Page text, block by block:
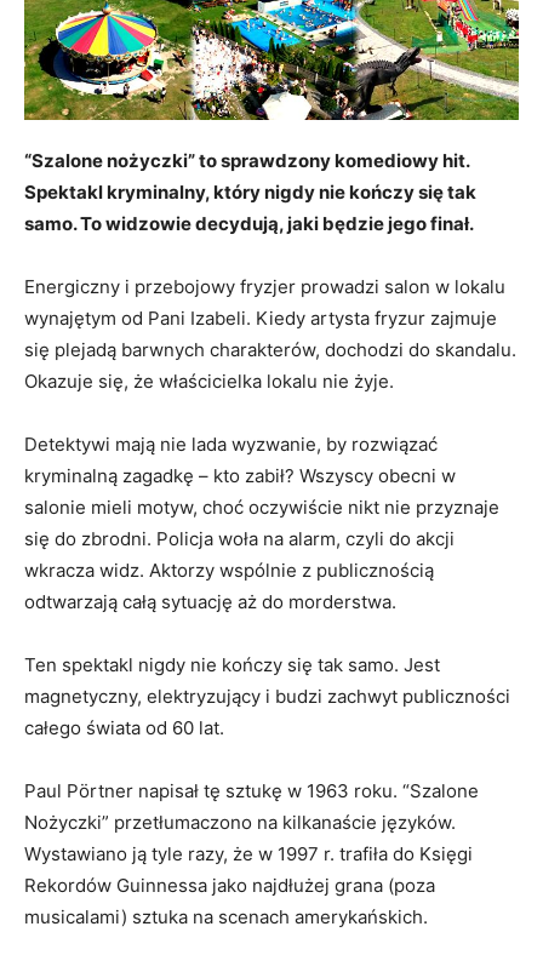
“Szalone nożyczki” to sprawdzony komediowy hit.
Spektakl kryminalny, który nigdy nie kończy się tak
samo. To widzowie decydują, jaki będzie jego finał.
Energiczny i przebojowy fryzjer prowadzi salon w lokalu
wynajętym od Pani Izabeli. Kiedy artysta fryzur zajmuje
się plejadą barwnych charakterów, dochodzi do skandalu.
Okazuje się, że właścicielka lokalu nie żyje.
Detektywi mają nie lada wyzwanie, by rozwiązać
kryminalną zagadkę – kto zabił? Wszyscy obecni w
salonie mieli motyw, choć oczywiście nikt nie przyznaje
się do zbrodni. Policja woła na alarm, czyli do akcji
wkracza widz. Aktorzy wspólnie z publicznością
odtwarzają całą sytuację aż do morderstwa.
Ten spektakl nigdy nie kończy się tak samo. Jest
magnetyczny, elektryzujący i budzi zachwyt publiczności
całego świata od 60 lat.
Paul Pörtner napisał tę sztukę w 1963 roku. “Szalone
Nożyczki” przetłumaczono na kilkanaście języków.
Wystawiano ją tyle razy, że w 1997 r. trafiła do Księgi
Rekordów Guinnessa jako najdłużej grana (poza
musicalami) sztuka na scenach amerykańskich.